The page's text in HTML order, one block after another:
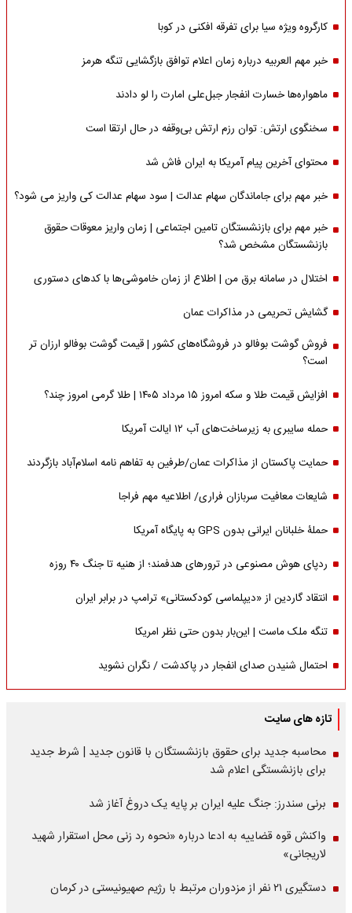
کارگروه ویژه سیا برای تفرقه افکنی در کوبا
خبر مهم العربیه درباره زمان اعلام توافق بازگشایی تنگه هرمز
ماهواره‌‌ها خسارت انفجار جبل‌علی امارت را لو دادند
سخنگوی ارتش: توان رزم ارتش بی‌وقفه در حال ارتقا است
محتوای آخرین پیام آمریکا به ایران فاش شد
خبر مهم برای جاماندگان سهام عدالت | سود سهام عدالت کی واریز می شود؟
خبر مهم برای بازنشستگان تامین اجتماعی | زمان واریز معوقات حقوق
بازنشستگان مشخص شد؟
اختلال در سامانه برق من | اطلاع از زمان خاموشی‌ها با کدهای دستوری
گشایش تحریمی در مذاکرات عمان
فروش گوشت بوفالو در فروشگاه‌های کشور | قیمت گوشت بوفالو ارزان تر
است؟
افزایش قیمت طلا و سکه امروز ۱۵ مرداد ۱۴۰۵ | طلا گرمی امروز چند؟
حمله سایبری به زیرساخت‌های آب ۱۲ ایالت آمریکا
حمایت پاکستان از مذاکرات عمان/طرفین به تفاهم نامه اسلام‌آباد بازگردند
شایعات معافیت سربازان فراری/ اطلاعیه مهم فراجا
حملۀ خلبانان ایرانی بدون GPS به پایگاه آمریکا
ردپای هوش مصنوعی در ترورهای هدفمند؛ از هنیه تا جنگ ۴۰ روزه
انتقاد گاردین از «دیپلماسی کودکستانی» ترامپ در برابر ایران
تنگه ملک ماست | این‌بار بدون حتی نظر امریکا
احتمال شنیدن صدای انفجار در پاکدشت / نگران نشوید
تازه های سایت
محاسبه جدید برای حقوق بازنشستگان با قانون جدید | شرط جدید
برای بازنشستگی اعلام شد
برنی سندرز: جنگ علیه ایران بر پایه یک دروغ آغاز شد
واکنش قوه قضاییه به ادعا درباره «نحوه رد زنی محل استقرار شهید
لاریجانی»
دستگیری ۲۱ نفر از مزدوران مرتبط با رژیم صهیونیستی در کرمان